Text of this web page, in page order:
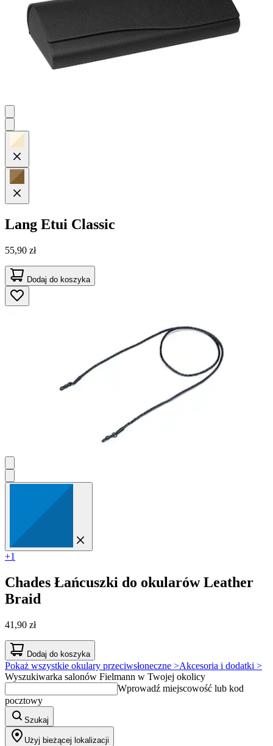
Lang Etui Classic
55,90 zł
Dodaj do koszyka
+1
Chades Łańcuszki do okularów Leather
Braid
41,90 zł
Dodaj do koszyka
Pokaż wszystkie okulary przeciwsłoneczne >Akcesoria i dodatki >
Wyszukiwarka salonów Fielmann w Twojej okolicy
Wprowadź miejscowość lub kod
pocztowy
Szukaj
Użyj bieżącej lokalizacji